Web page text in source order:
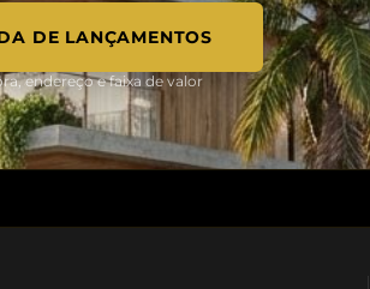
DE LANÇAMENTOS
endereço e faixa de valor